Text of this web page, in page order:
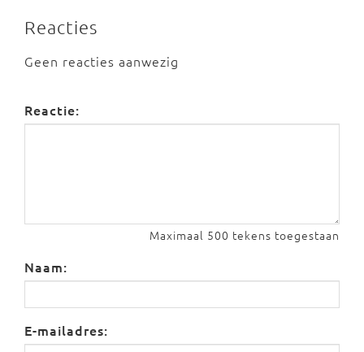
Reacties
Geen reacties aanwezig
Reactie:
Maximaal 500 tekens toegestaan
Naam:
E-mailadres: